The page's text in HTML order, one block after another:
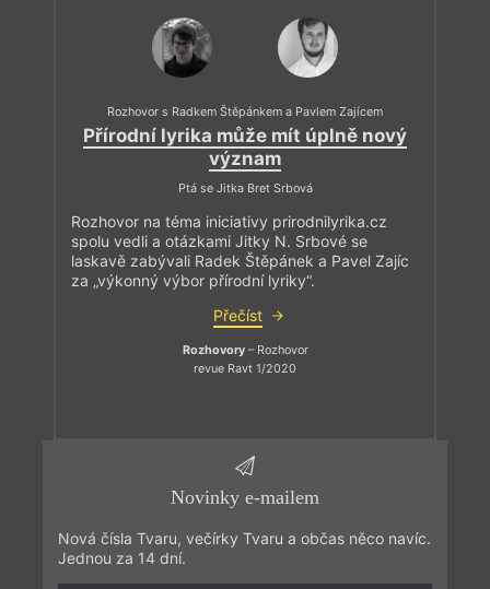
Rozhovor s Radkem Štěpánkem a Pavlem Zajícem
Přírodní lyrika může mít úplně nový
význam
Ptá se Jitka Bret Srbová
Rozhovor na téma iniciativy prirodnilyrika.cz
spolu vedli a otázkami Jitky N. Srbové se
laskavě zabývali Radek Štěpánek a Pavel Zajíc
za „výkonný výbor přírodní lyriky“.
Přečíst
Rozhovory– Rozhovor
revue Ravt 1/2020
Novinky e-mailem
Nová čísla Tvaru, večírky Tvaru a občas něco navíc.
Jednou za 14 dní.